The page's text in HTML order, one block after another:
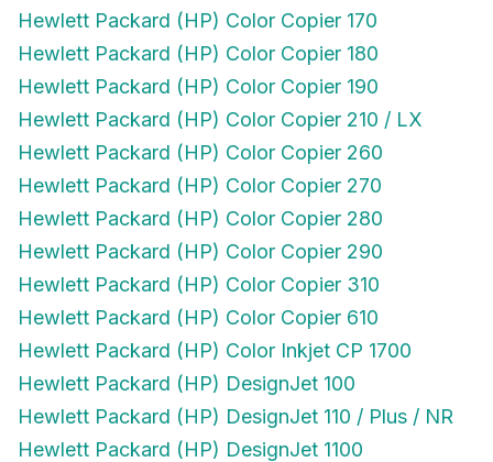
Hewlett Packard (HP) Color Copier 170
Hewlett Packard (HP) Color Copier 180
Hewlett Packard (HP) Color Copier 190
Hewlett Packard (HP) Color Copier 210 / LX
Hewlett Packard (HP) Color Copier 260
Hewlett Packard (HP) Color Copier 270
Hewlett Packard (HP) Color Copier 280
Hewlett Packard (HP) Color Copier 290
Hewlett Packard (HP) Color Copier 310
Hewlett Packard (HP) Color Copier 610
Hewlett Packard (HP) Color Inkjet CP 1700
Hewlett Packard (HP) DesignJet 100
Hewlett Packard (HP) DesignJet 110 / Plus / NR
Hewlett Packard (HP) DesignJet 1100